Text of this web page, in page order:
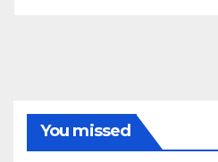
You missed